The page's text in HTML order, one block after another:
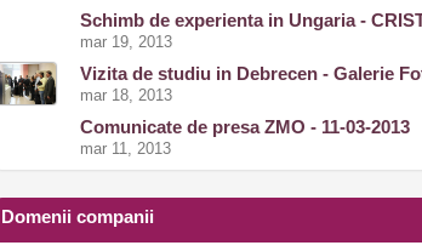
Schimb de experienta in Ungaria -
mar 19, 2013
Vizita de studiu in Debrecen - Galerie
mar 18, 2013
Comunicate de presa ZMO - 11-03-2013
mar 11, 2013
Domenii companii